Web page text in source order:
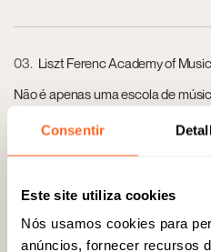
Consentir
Este site utiliza cookies
Nós usamos cookies para
anúncios, fornecer recursos
03
Liszt Ferenc Academy of Music
Não é apenas uma escola de
tirar o fôlego. Liszt Ferenc tér 8,
04 Annamaria Cammilli Boutique
Joalheria exclusiva, que oferece